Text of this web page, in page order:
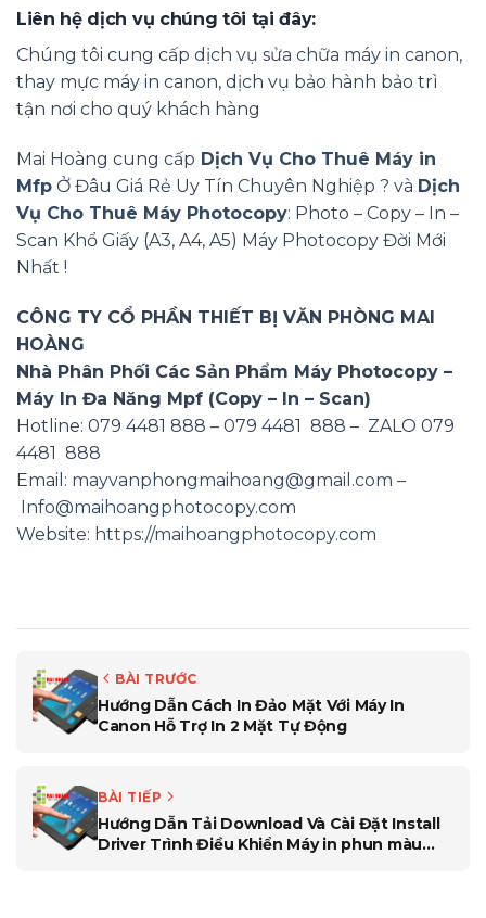
Liên hệ dịch vụ chúng tôi tại đây:
Chúng tôi cung cấp dịch vụ sửa chữa máy in canon,
thay mực máy in canon, dịch vụ bảo hành bảo trì
tận nơi cho quý khách hàng
Mai Hoàng cung cấp Dịch Vụ Cho Thuê Máy in
Mfp Ở Đâu Giá Rẻ Uy Tín Chuyên Nghiệp ? và Dịch
Vụ Cho Thuê Máy Photocopy: Photo – Copy – In –
Scan Khổ Giấy (A3, A4, A5) Máy Photocopy Đời Mới
Nhất !
CÔNG TY CỔ PHẦN THIẾT BỊ VĂN PHÒNG MAI
HOÀNG
Nhà Phân Phối Các Sản Phẩm Máy Photocopy –
Máy In Đa Năng Mpf (Copy – In – Scan)
Hotline: 079 4481 888 – 079 4481 888 – ZALO 079
4481 888
Email: mayvanphongmaihoang@gmail.com –
Info@maihoangphotocopy.com
Website: https://maihoangphotocopy.com
BÀI TRƯỚC
Hướng Dẫn Cách In Đảo Mặt Với Máy In
Canon Hỗ Trợ In 2 Mặt Tự Động
BÀI TIẾP
Hướng Dẫn Tải Download Và Cài Đặt Install
Driver Trình Điều Khiển Máy in phun màu